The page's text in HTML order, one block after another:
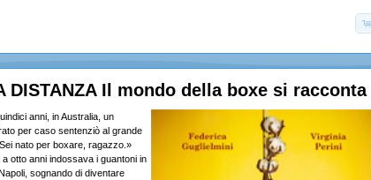
DISTANZA Il mondo della boxe si racconta
anni, in Australia, un
per caso sentenziò al grande
nato per boxare, ragazzo.»
a otto anni indossava i guantoni in
sognando di diventare